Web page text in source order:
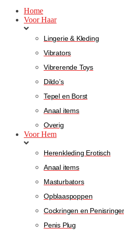
Home
Voor Haar
Lingerie & Kleding
Vibrators
Vibrerende Toys
Dildo’s
Tepel en Borst
Anaal items
Overig
Voor Hem
Herenkleding Erotisch
Anaal items
Masturbators
Opblaaspoppen
Cockringen en
Penis Plug